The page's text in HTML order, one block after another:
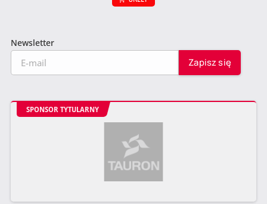
Newsletter
SPONSOR TYTULARNY